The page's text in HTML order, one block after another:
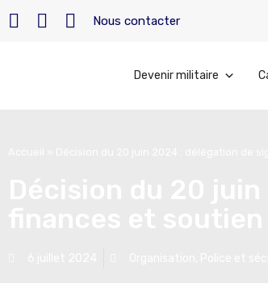
Nous contacter
Devenir militaire